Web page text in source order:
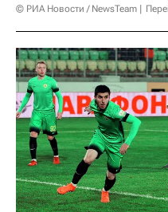
© РИА Новости / NewsTeam